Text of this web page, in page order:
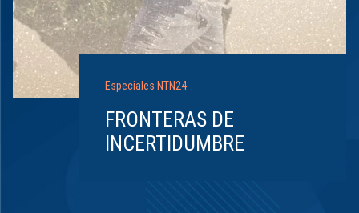
Especiales NTN24
FRONTERAS DE
INCERTIDUMBRE